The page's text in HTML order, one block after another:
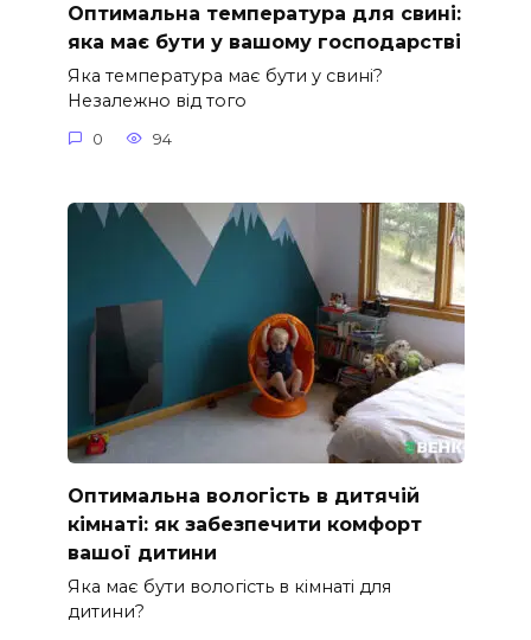
Оптимальна температура для свині:
яка має бути у вашому господарстві
Яка температура має бути у свині?
Незалежно від того
0 94
Оптимальна вологість в дитячій
кімнаті: як забезпечити комфорт
вашої дитини
Яка має бути вологість в кімнаті для
дитини?